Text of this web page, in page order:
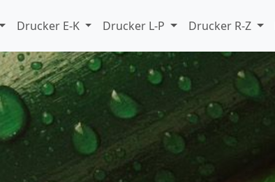
Drucker E-K Drucker L-P Drucker R-Z